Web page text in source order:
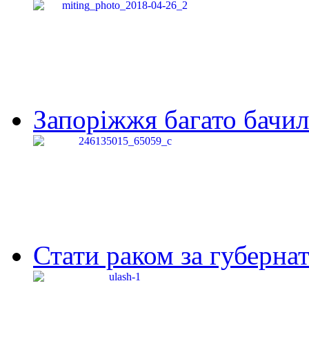
Запоріжжя багато
Стати раком за